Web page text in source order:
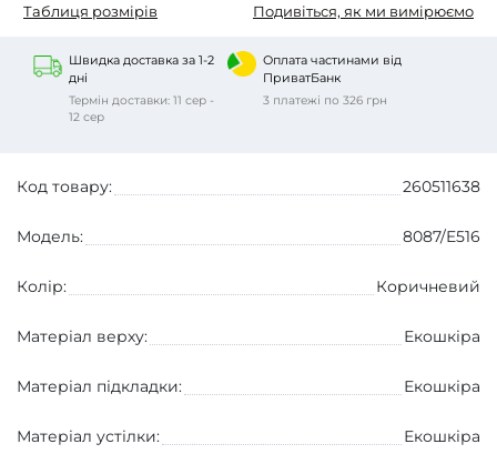
Таблиця розмірів Подивіться, як ми вимірюємо
Швидка доставка за 1-2
дні
Термін доставки: 11 сер -
12 сер
Оплата частинами від
ПриватБанк
3 платежі по 326 грн
Код товару: 260511638
Модель: 8087/E516
Колір: Коричневий
Матеріал верху: Екошкіра
Матеріал підкладки: Екошкіра
Матеріал устілки: Екошкіра